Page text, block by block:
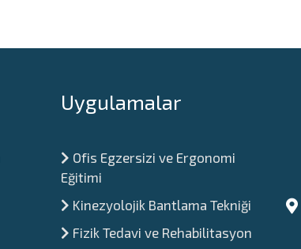
Uygulamalar
Ofis Egzersizi ve Ergonomi
Eğitimi
Kinezyolojik Bantlama Tekniği
Fizik Tedavi ve Rehabilitasyon